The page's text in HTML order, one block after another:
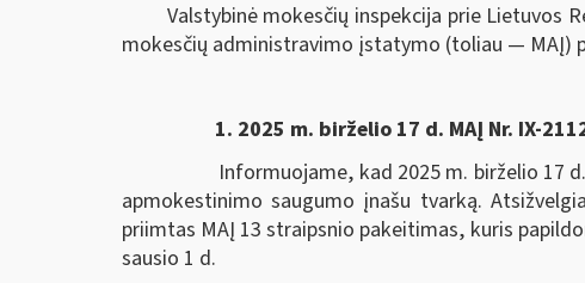
Valstybinė mokesčių inspekcija prie Lietuvos
mokesčių administravimo įstatymo (toliau — MAĮ)
1. 2025 m. birželio 17 d. MAĮ Nr. IX-
Informuojame, kad 2025 m. birželio 17 d.
apmokestinimo saugumo įnašu tvarką.
priimtas MAĮ 13 straipsnio pakeitimas, kuris
sausio 1 d.